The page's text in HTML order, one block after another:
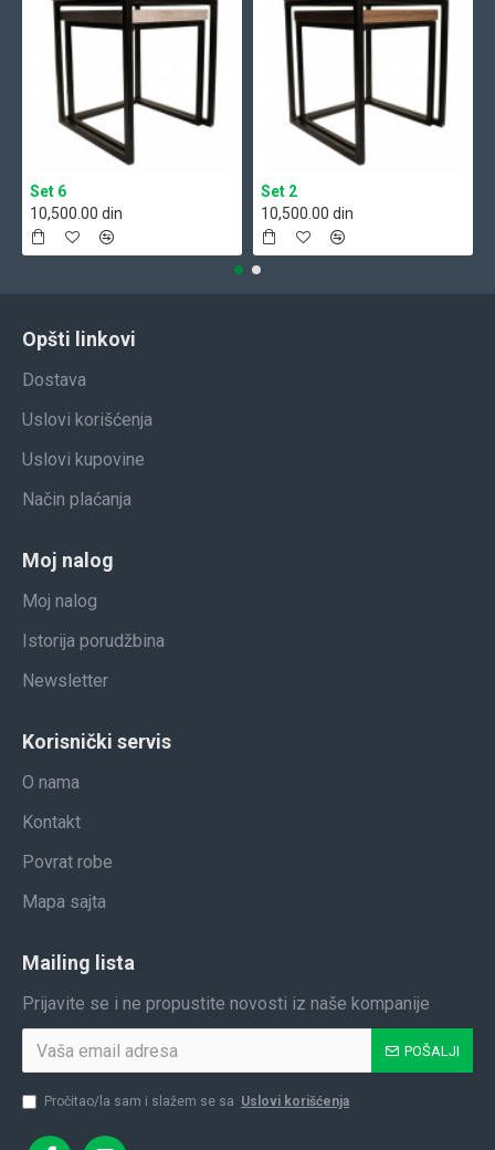
Set 6
10,500.00 din
Set 2
10,500.00 din
Opšti linkovi
Dostava
Uslovi korišćenja
Uslovi kupovine
Način plaćanja
Moj nalog
Moj nalog
Istorija porudžbina
Newsletter
Korisnički servis
O nama
Kontakt
Povrat robe
Mapa sajta
Mailing lista
Prijavite se i ne propustite novosti iz naše kompanije
POŠALJI
Pročitao/la sam i slažem se sa Uslovi korišćenja